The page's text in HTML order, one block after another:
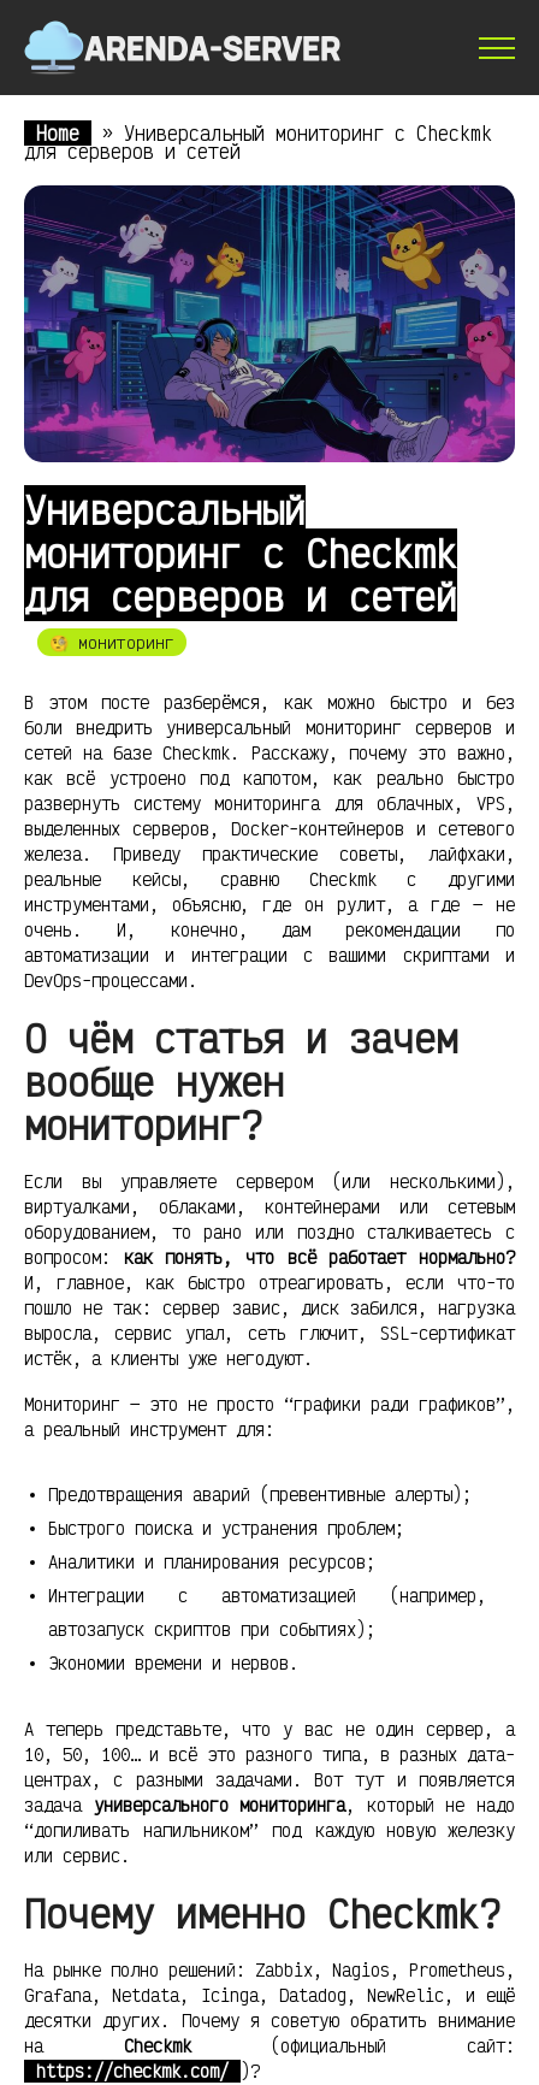
Home » Универсальный мониторинг с Checkmk
для серверов и сетей
Универсальный
мониторинг с Checkmk
для серверов и сетей
🧐 мониторинг
В этом посте разберёмся, как можно быстро и без
боли внедрить универсальный мониторинг серверов и
сетей на базе Checkmk. Расскажу, почему это важно,
как всё устроено под капотом, как реально быстро
развернуть систему мониторинга для облачных, VPS,
выделенных серверов, Docker-контейнеров и сетевого
железа. Приведу практические советы, лайфхаки,
реальные кейсы, сравню Checkmk с другими
инструментами, объясню, где он рулит, а где — не
очень. И, конечно, дам рекомендации по
автоматизации и интеграции с вашими скриптами и
DevOps-процессами.
О чём статья и зачем
вообще нужен
мониторинг?
Если вы управляете сервером (или несколькими),
виртуалками, облаками, контейнерами или сетевым
оборудованием, то рано или поздно сталкиваетесь с
вопросом: как понять, что всё работает нормально?
И, главное, как быстро отреагировать, если что-то
пошло не так: сервер завис, диск забился, нагрузка
выросла, сервис упал, сеть глючит, SSL-сертификат
истёк, а клиенты уже негодуют.
Мониторинг — это не просто “графики ради графиков”,
а реальный инструмент для:
Предотвращения аварий (превентивные алерты);
Быстрого поиска и устранения проблем;
Аналитики и планирования ресурсов;
Интеграции с автоматизацией (например,
автозапуск скриптов при событиях);
Экономии времени и нервов.
А теперь представьте, что у вас не один сервер, а
10, 50, 100… и всё это разного типа, в разных дата-
центрах, с разными задачами. Вот тут и появляется
задача универсального мониторинга, который не надо
“допиливать напильником” под каждую новую железку
или сервис.
Почему именно Checkmk?
На рынке полно решений: Zabbix, Nagios, Prometheus,
Grafana, Netdata, Icinga, Datadog, NewRelic, и ещё
десятки других. Почему я советую обратить внимание
на Checkmk(официальный сайт:
https://checkmk.com/
)?